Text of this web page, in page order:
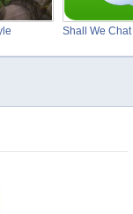
Shall We Chat